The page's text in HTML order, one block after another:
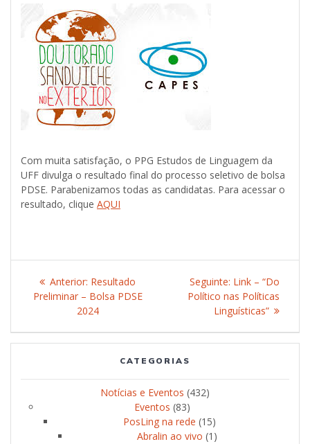
Com muita satisfação, o PPG Estudos de Linguagem da
UFF divulga o resultado final do processo seletivo de bolsa
PDSE. Parabenizamos todas as candidatas. Para acessar o
resultado, clique AQUI
Navegação
de
Post
Anterior: Post
anterior:
Resultado
Preliminar – Bolsa PDSE
2024
Seguinte: Post
seguinte:
Link – “Do
Político nas Políticas
Linguísticas”
CATEGORIAS
Notícias e Eventos (432)
Eventos (83)
PosLing na rede (15)
Abralin ao vivo (1)